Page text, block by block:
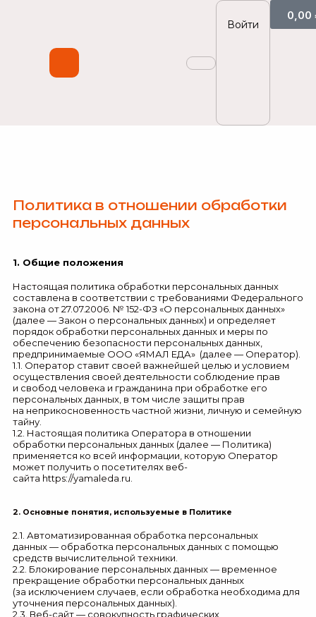
Войти
0,00
Политика в отношении обработки
персональных данных
1. Общие положения
Настоящая политика обработки персональных данных
составлена в соответствии с требованиями Федерального
закона от 27.07.2006. № 152-ФЗ «О персональных данных»
(далее — Закон о персональных данных) и определяет
порядок обработки персональных данных и меры по
обеспечению безопасности персональных данных,
предпринимаемые ООО «ЯМАЛ ЕДА» (далее — Оператор).
1.1. Оператор ставит своей важнейшей целью и условием
осуществления своей деятельности соблюдение прав
и свобод человека и гражданина при обработке его
персональных данных, в том числе защиты прав
на неприкосновенность частной жизни, личную и семейную
тайну.
1.2. Настоящая политика Оператора в отношении
обработки персональных данных (далее — Политика)
применяется ко всей информации, которую Оператор
может получить о посетителях веб-
сайта https://yamaleda.ru
2. Основные понятия, используемые в Политике
2.1. Автоматизированная обработка персональных
данных — обработка персональных данных с помощью
средств вычислительной техники.
2.2. Блокирование персональных данных — временное
прекращение обработки персональных данных
(за исключением случаев, если обработка необходима для
уточнения персональных данных).
2.3. Веб-сайт — совокупность графических